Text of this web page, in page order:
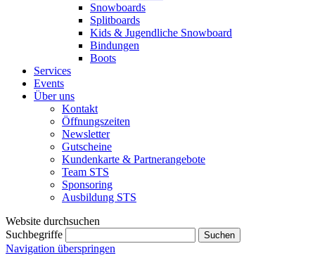
Snowboards
Splitboards
Kids & Jugendliche Snowboard
Bindungen
Boots
Services
Events
Über uns
Kontakt
Öffnungszeiten
Newsletter
Gutscheine
Kundenkarte & Partnerangebote
Team STS
Sponsoring
Ausbildung STS
Website durchsuchen
Suchbegriffe
Navigation überspringen